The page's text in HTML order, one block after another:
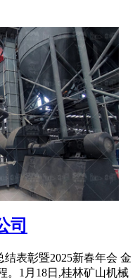
司
表彰暨2025新春年会 金
。1月18日,桂林矿山机械